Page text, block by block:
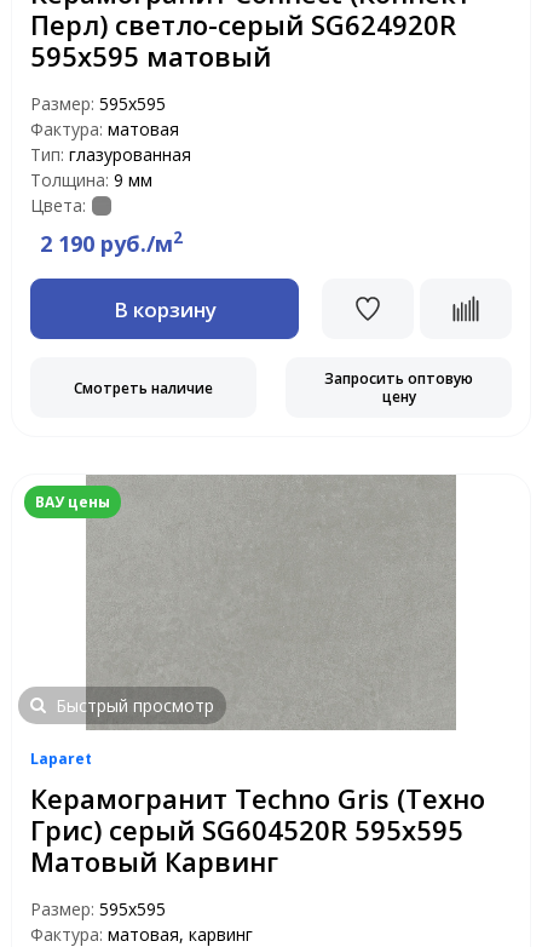
Перл) светло-серый SG624920R
595x595 матовый
Размер: 595x595
Фактура: матовая
Тип: глазурованная
Толщина: 9 мм
Цвета:
2 190 руб./м2
В корзину
Смотреть наличие
Запросить оптовую
цену
ВАУ цены
Быстрый просмотр
Laparet
Керамогранит Techno Gris (Техно
Грис) серый SG604520R 595x595
Матовый Карвинг
Размер: 595x595
Фактура: матовая, карвинг